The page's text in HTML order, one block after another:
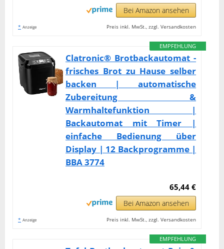
Bei Amazon ansehen
* Anzeige Preis inkl. MwSt., zzgl. Versandkosten
EMPFEHLUNG
Clatronic® Brotbackautomat -
frisches Brot zu Hause selber
backen | automatische
Zubereitung &
Warmhaltefunktion |
Backautomat mit Timer |
einfache Bedienung über
Display | 12 Backprogramme |
BBA 3774
65,44 €
Bei Amazon ansehen
* Anzeige Preis inkl. MwSt., zzgl. Versandkosten
EMPFEHLUNG